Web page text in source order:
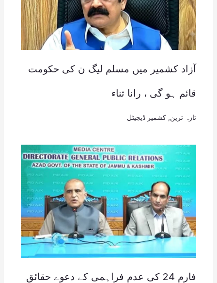
آزاد کشمیر میں مسلم لیگ ن کی حکومت
قائم ہو گی ، رانا ثناء
تازہ ترین کشمیر ڈیجیٹل
فارم 24 کی عدم فراہمی کے دعوے حقائق